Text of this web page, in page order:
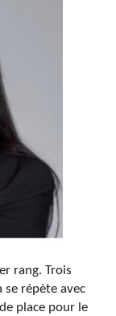
rang. Trois
se répète avec
place pour le